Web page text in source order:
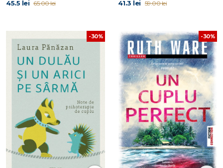
45.5 lei 65.00 lei 41.3 lei 59.00 lei
-30% -30%